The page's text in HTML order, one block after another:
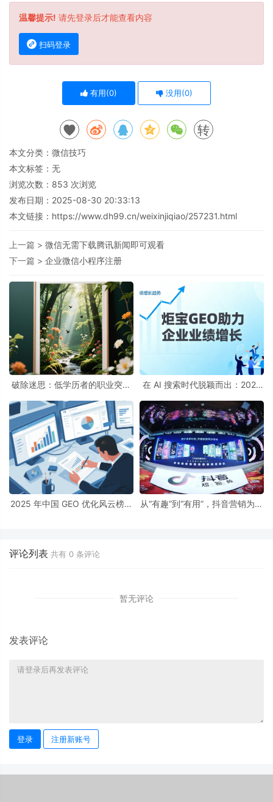
温馨提示! 请先登录后才能查看内容
扫码登录
有用(0) 没用(0)
转
本文分类： 微信技巧
本文标签：无
浏览次数： 853 次浏览
发布日期：2025-08-30 20:33:13
本文链接： https://www.dh99.cn/weixinjiqiao/257231.html
上一篇 > 微信无需下载腾讯新闻即可观看
下一篇 > 企业微信小程序注册
破除迷思：低学历者的职业突围
在 AI 搜索时代脱颖而出：2025
榜揭晓
2025 年中国 GEO 优化风云榜：
从“有趣”到“有用”，抖音营销为何
评论列表 共有 0 条评论
暂无评论
发表评论
登录 注册新账号